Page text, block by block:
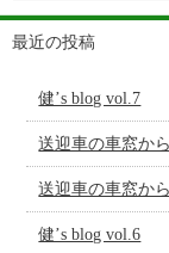
最近の投稿
健’s blog vol.7
送迎車の車窓から
送迎車の車窓から
健’s blog vol.6